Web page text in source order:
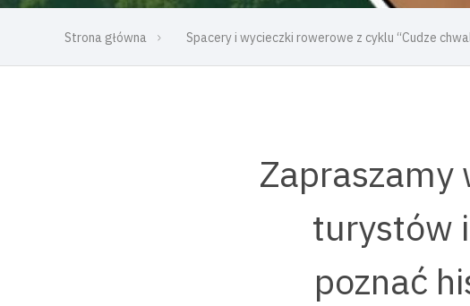
Strona główna Spacery i wycieczki rowerowe z cyklu “Cudze
Zapraszamy
turystów
poznać